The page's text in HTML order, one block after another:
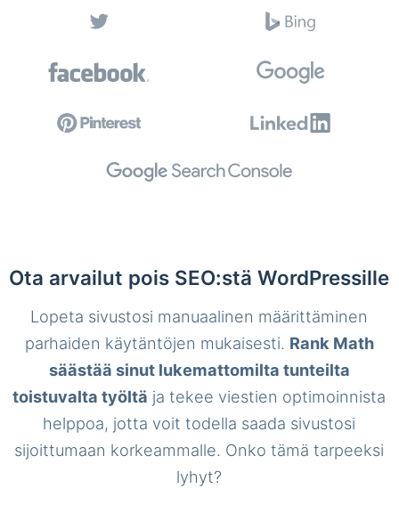
Ota arvailut pois SEO:stä WordPressille
Lopeta sivustosi manuaalinen määrittäminen
parhaiden käytäntöjen mukaisesti. Rank Math
säästää sinut lukemattomilta tunteilta
toistuvalta työltä ja tekee viestien optimoinnista
helppoa, jotta voit todella saada sivustosi
sijoittumaan korkeammalle. Onko tämä tarpeeksi
lyhyt?